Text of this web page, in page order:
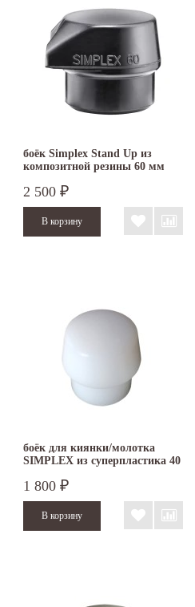
боёк Simplex Stand Up из
композитной резины 60 мм
2 500 ₽
боёк для киянки/молотка
SIMPLEX из суперпластика 40
1 800 ₽